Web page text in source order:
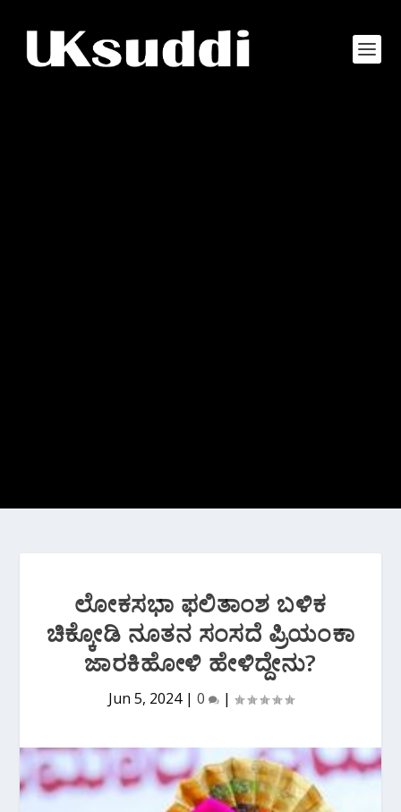
ಲೋಕಸಭಾ ಫಲಿತಾಂಶ ಬಳಿಕ
ಚಿಕ್ಕೋಡಿ ನೂತನ ಸಂಸದೆ ಪ್ರಿಯಂಕಾ
ಜಾರಕಿಹೋಳಿ ಹೇಳಿದ್ದೇನು?
Jun 5, 2024| 0 |